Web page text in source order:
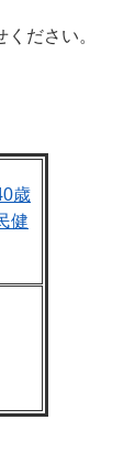
ださい。
歳
健